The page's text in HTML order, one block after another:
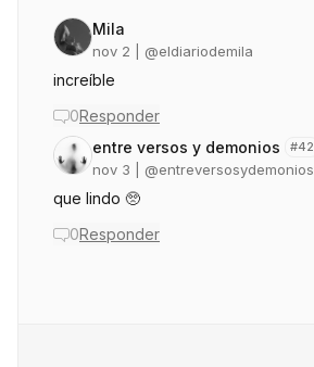
Mila
nov 2 | @eldiariodemila
increíble
0Responder
entre versos y demonios
#42
nov 3 | @entreversosydemonios
que lindo 🥺
0Responder